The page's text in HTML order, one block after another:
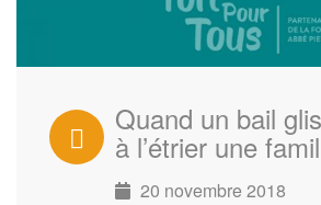
Quand un bail
à l’étrier une
20 novembre 2018